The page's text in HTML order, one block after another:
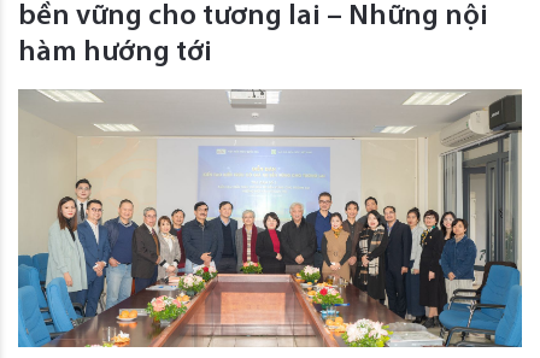
bền vững cho tương lai – Những nội
hàm hướng tới